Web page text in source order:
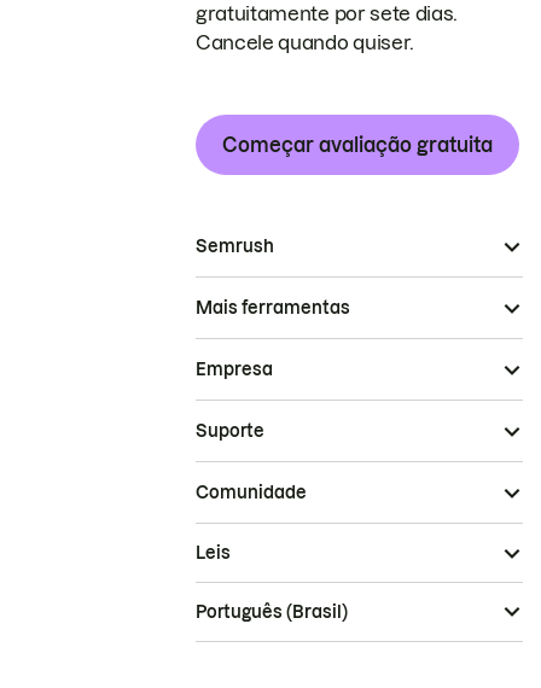
gratuitamente por sete dias.
Cancele quando quiser.
Começar avaliação gratuita
Semrush
Mais ferramentas
Empresa
Suporte
Comunidade
Leis
Português (Brasil)